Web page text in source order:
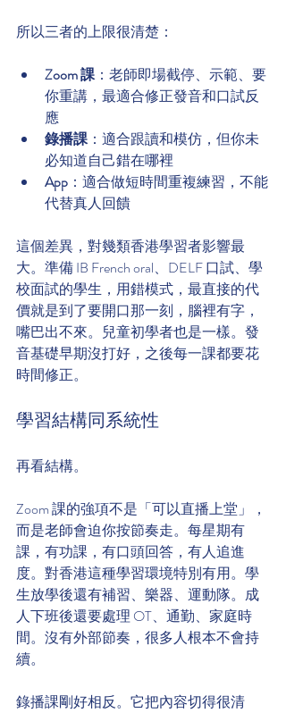
所以三者的上限很清楚：
Zoom 課：老師即場截停、示範、要
你重講，最適合修正發音和口試反
應
錄播課：適合跟讀和模仿，但你未
必知道自己錯在哪裡
App ：適合做短時間重複練習，不能
代替真人回饋
這個差異，對幾類香港學習者影響最
大。準備 IB French oral、DELF 口試、學
校面試的學生，用錯模式，最直接的代
價就是到了要開口那一刻，腦裡有字，
嘴巴出不來。兒童初學者也是一樣。發
音基礎早期沒打好，之後每一課都要花
時間修正。
學習結構同系統性
再看結構。
Zoom 課的強項不是「可以直播上堂」，
而是老師會迫你按節奏走。每星期有
課，有功課，有口頭回答，有人追進
度。對香港這種學習環境特別有用。學
生放學後還有補習、樂器、運動隊。成
人下班後還要處理 OT、通勤、家庭時
間。沒有外部節奏，很多人根本不會持
續。
錄播課剛好相反。它把內容切得很清